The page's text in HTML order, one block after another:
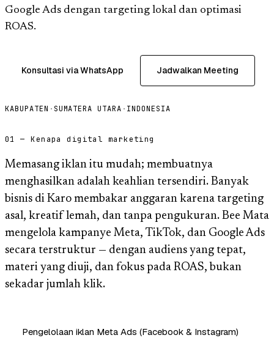
Google Ads dengan targeting lokal dan optimasi
ROAS.
Konsultasi via WhatsApp Jadwalkan Meeting
KABUPATEN · SUMATERA UTARA · INDONESIA
01 — Kenapa digital marketing
Memasang iklan itu mudah; membuatnya
menghasilkan adalah keahlian tersendiri. Banyak
bisnis di Karo membakar anggaran karena targeting
asal, kreatif lemah, dan tanpa pengukuran. Bee Mata
mengelola kampanye Meta, TikTok, dan Google Ads
secara terstruktur — dengan audiens yang tepat,
materi yang diuji, dan fokus pada ROAS, bukan
sekadar jumlah klik.
Pengelolaan iklan Meta Ads (Facebook & Instagram)